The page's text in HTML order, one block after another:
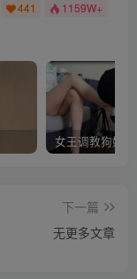
441 1159W+
下一篇
无更多文章